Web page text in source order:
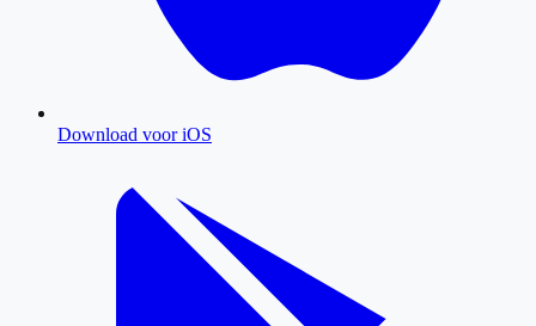
Download voor iOS